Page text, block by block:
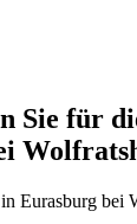
Sie für